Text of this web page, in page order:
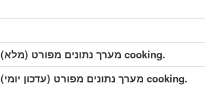
.cooking מערך נתונים מפורט (מלא)
.cooking מערך נתונים מפורט (עדכון יומי)